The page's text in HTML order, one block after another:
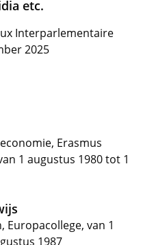
etc.
Interparlementaire
2025
Erasmus
1 augustus 1980 tot 1
Europacollege, van 1
1987